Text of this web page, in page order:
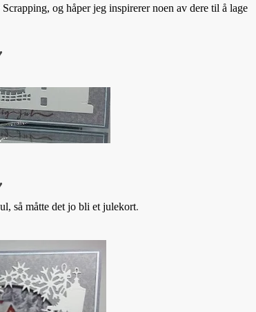
og håper jeg inspirerer noen av dere til å lage
så måtte det jo bli et julekort.